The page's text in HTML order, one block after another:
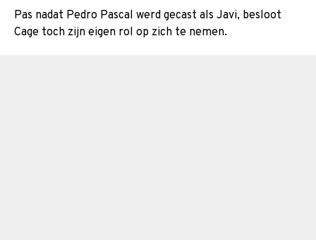
Pas nadat Pedro Pascal werd gecast als Javi, besloot
Cage toch zijn eigen rol op zich te nemen.